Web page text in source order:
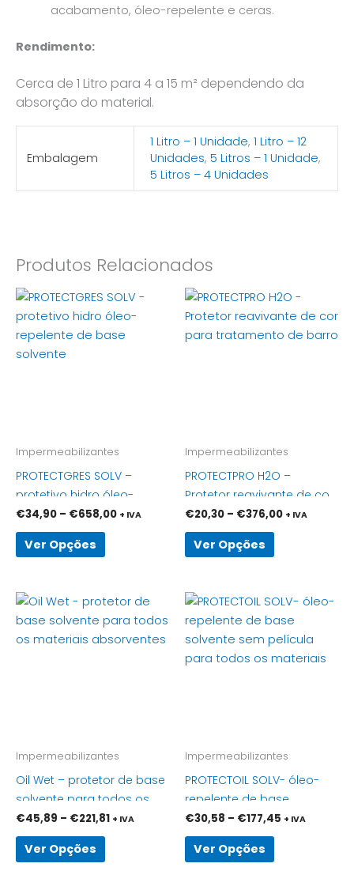
acabamento, óleo-repelente e ceras.
Rendimento:
Cerca de 1 Litro para 4 a 15 m² dependendo da
absorção do material.
Embalagem
1 Litro – 1 Unidade, 1 Litro – 12
Unidades, 5 Litros – 1 Unidade,
5 Litros – 4 Unidades
Produtos Relacionados
Impermeabilizantes
PROTECTGRES SOLV –
protetivo hidro óleo-
repelente de base
solvente
€34,90 – €658,00
Price
€34,90
through
+ IVA
Ver Opções
This
product
has
be
Impermeabilizantes
PROTECTPRO H2O –
Protetor reavivante de cor
para tratamento de barro
€20,30 – €376,00
Price
€20,30
through
+ IVA
Ver Opções
This
product
has
be
Impermeabilizantes
Oil Wet – protetor de base
solvente para todos os
materiais absorventes
€45,89 – €221,81
Price
€45,89
through
+ IVA
Ver Opções
This
product
has
be
chosen
on
the
Impermeabilizantes
PROTECTOIL SOLV- óleo-
repelente de base
solvente sem película
para todos os materiais
€30,58 – €177,45
Price
€30,58
through
€177,45
+ IVA
Ver Opções
This
product
has
multiple
be
chosen